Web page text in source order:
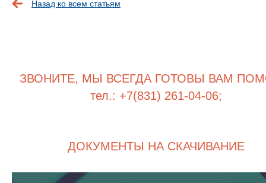
Назад ко всем статьям
ЗВОНИТЕ, МЫ ВСЕГДА ГОТОВЫ ВАМ
тел.: +7(831) 261-04-06;
ДОКУМЕНТЫ НА СКАЧИВАНИЕ